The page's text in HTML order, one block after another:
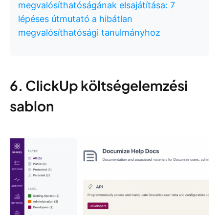
megvalósíthatóságának elsajátítása: 7
lépéses útmutató a hibátlan
megvalósíthatósági tanulmányhoz
6. ClickUp költségelemzési
sablon